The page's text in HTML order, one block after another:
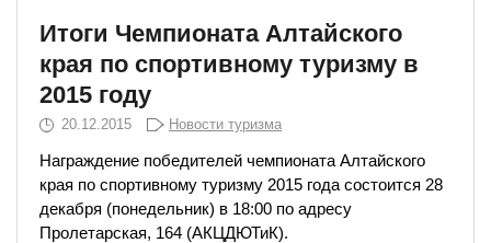
Итоги Чемпионата Алтайского
края по спортивному туризму в
2015 году
20.12.2015 Новости туризма
Награждение победителей чемпионата Алтайского
края по спортивному туризму 2015 года состоится 28
декабря (понедельник) в 18:00 по адресу
Пролетарская, 164 (АКЦДЮТиК).